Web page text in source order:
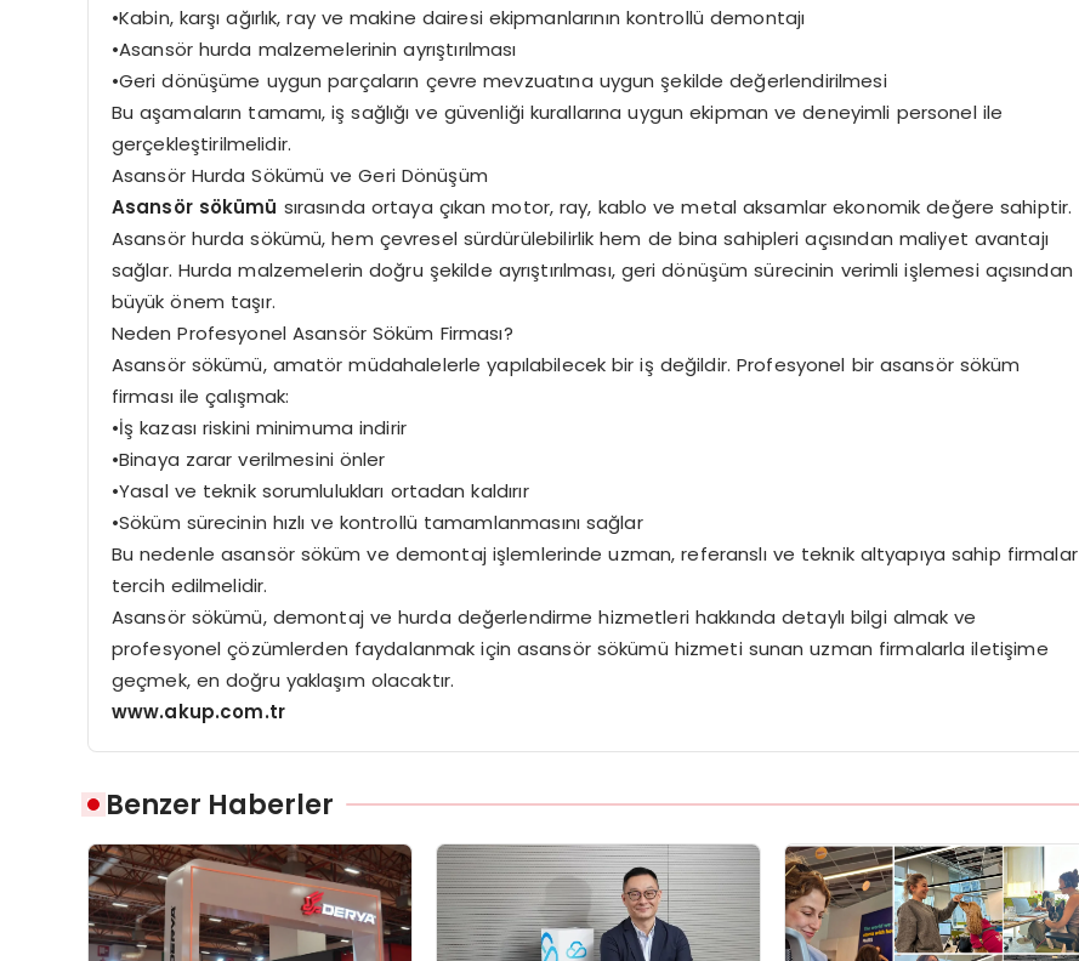
•Kabin, karşı ağırlık, ray ve makine dairesi ekipmanlarının kontrollü demontajı
•Asansör hurda malzemelerinin ayrıştırılması
•Geri dönüşüme uygun parçaların çevre mevzuatına uygun şekilde değerlendirilmesi
Bu aşamaların tamamı, iş sağlığı ve güvenliği kurallarına uygun ekipman ve deneyimli personel ile
gerçekleştirilmelidir.
Asansör Hurda Sökümü ve Geri Dönüşüm
Asansör sökümü sırasında ortaya çıkan motor, ray, kablo ve metal aksamlar ekonomik değere sahiptir.
Asansör hurda sökümü, hem çevresel sürdürülebilirlik hem de bina sahipleri açısından maliyet avantajı
sağlar. Hurda malzemelerin doğru şekilde ayrıştırılması, geri dönüşüm sürecinin verimli işlemesi açısından
büyük önem taşır.
Neden Profesyonel Asansör Söküm Firması?
Asansör sökümü, amatör müdahalelerle yapılabilecek bir iş değildir. Profesyonel bir asansör söküm
firması ile çalışmak:
•İş kazası riskini minimuma indirir
•Binaya zarar verilmesini önler
•Yasal ve teknik sorumlulukları ortadan kaldırır
•Söküm sürecinin hızlı ve kontrollü tamamlanmasını sağlar
Bu nedenle asansör söküm ve demontaj işlemlerinde uzman, referanslı ve teknik altyapıya sahip firmalar
tercih edilmelidir.
Asansör sökümü, demontaj ve hurda değerlendirme hizmetleri hakkında detaylı bilgi almak ve
profesyonel çözümlerden faydalanmak için asansör sökümü hizmeti sunan uzman firmalarla iletişime
geçmek, en doğru yaklaşım olacaktır.
www.akup.com.tr
Benzer Haberler